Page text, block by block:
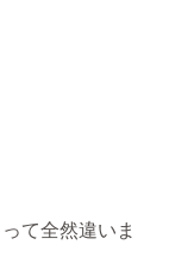
て全然違いま